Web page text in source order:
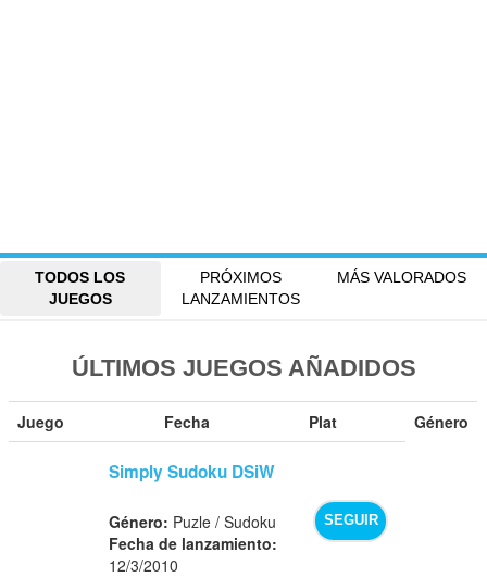
TODOS LOS
JUEGOS
PRÓXIMOS
LANZAMIENTOS
MÁS VALORADOS
ÚLTIMOS JUEGOS AÑADIDOS
Juego Fecha Plat Género
Simply Sudoku DSiW
SEGUIR
Género: Puzle / Sudoku
Fecha de lanzamiento:
12/3/2010